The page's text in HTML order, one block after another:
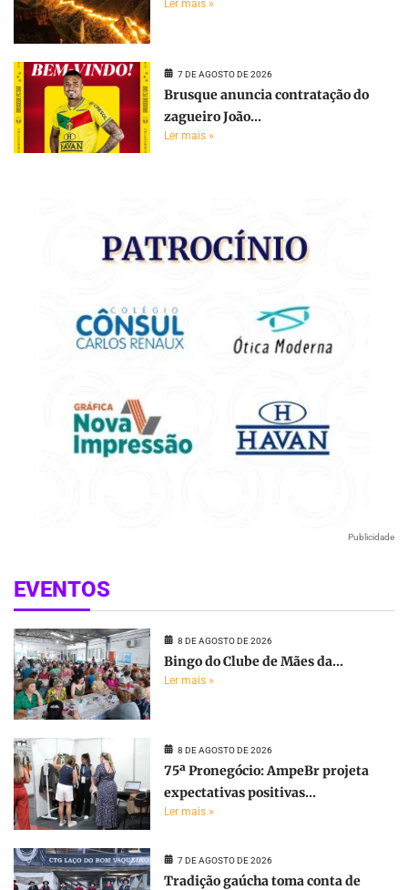
Ler mais »
7 DE AGOSTO DE 2026
Brusque anuncia contratação do
zagueiro João...
Ler mais »
Publicidade
EVENTOS
8 DE AGOSTO DE 2026
Bingo do Clube de Mães da...
Ler mais »
8 DE AGOSTO DE 2026
75ª Pronegócio: AmpeBr projeta
expectativas positivas...
Ler mais »
7 DE AGOSTO DE 2026
Tradição gaúcha toma conta de